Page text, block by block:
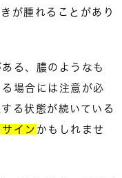
が腫れることがあり
る、膿のようなも
場合には注意が必
る状態が続いている
イン かもしれませ